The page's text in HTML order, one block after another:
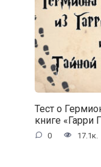
Тест о
книге «Гарри
0 17.1к.